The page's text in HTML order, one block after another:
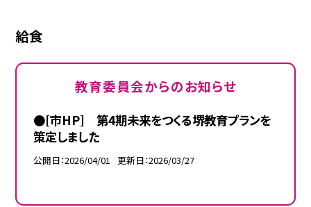
給食
教育委員会からのお知らせ
●[市HP] 第4期未来をつくる堺教育プランを
策定しました
公開日 2026/04/01 更新日 2026/03/27